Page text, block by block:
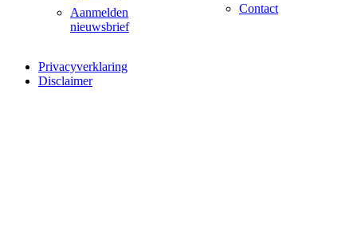
Aanmelden
nieuwsbrief
Contact
Privacyverklaring
Disclaimer